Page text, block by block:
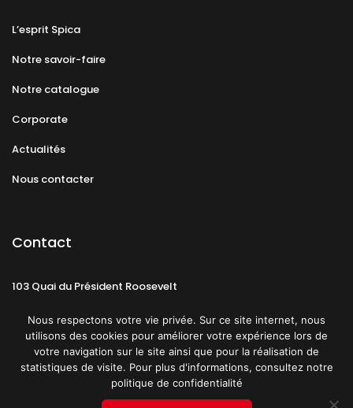
L’esprit Spica
Notre savoir-faire
Notre catalogue
Corporate
Actualités
Nous contacter
Contact
103 Quai du Président Roosevelt
CGU Politique de confidentialité
Nous respectons votre vie privée. Sur ce site internet, nous
utilisons des cookies pour améliorer votre expérience lors de
votre navigation sur le site ainsi que pour la réalisation de
statistiques de visite. Pour plus d'informations, consultez notre
politique de confidentialité